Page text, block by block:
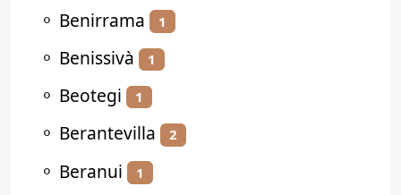
⚬ Benirrama 1
⚬ Benissivà 1
⚬ Beotegi 1
⚬ Berantevilla 2
⚬ Beranui 1